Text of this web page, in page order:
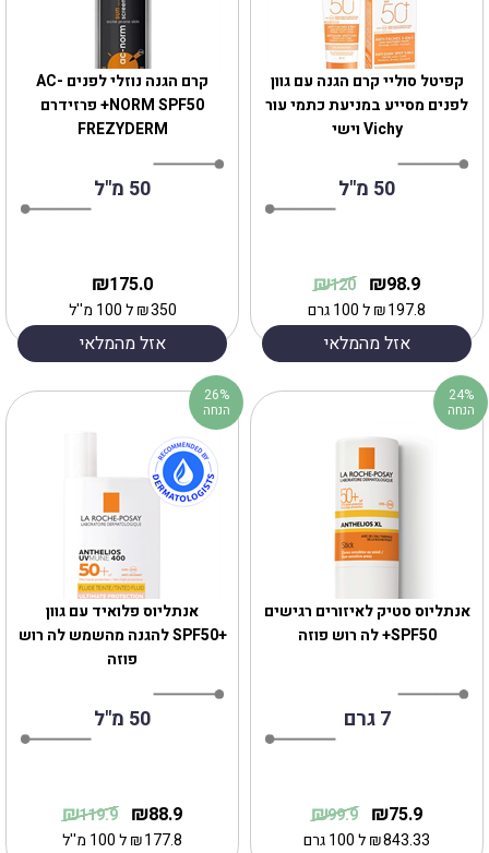
קרם הגנה נוזלי לפנים AC-
NORM SPF50+ פרזידרם
FREZYDERM
50 מ"ל
175.0
₪
350
₪ל 100 מ''ל
אזל מהמלאי
קפיטל סוליי קרם הגנה עם גוון
לפנים מסייע במניעת כתמי עור
Vichy וישי
50 מ"ל
98.9
₪
120
₪
197.8
₪ל 100 גרם
אזל מהמלאי
אנתליוס פלואיד עם גוון
+SPF50 להגנה מהשמש לה רוש
פוזה
50 מ"ל
88.9
₪
119.9
₪
177.8
₪ל 100 מ''ל
26%
הנחה
אנתליוס סטיק לאיזורים רגישים
SPF50+ לה רוש פוזה
7 גרם
75.9
₪
99.9
₪
843.33
₪ל 100 גרם
24%
הנחה